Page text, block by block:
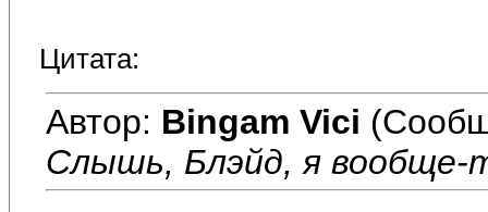
Цитата:
Автор: Bingam Vici
Слышь, Блэйд, я вообще-